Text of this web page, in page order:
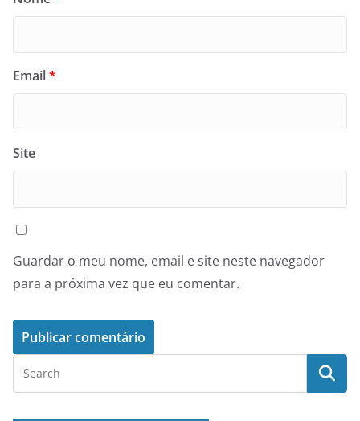
Email*
Site
Guardar o meu nome, email e site neste navegador
para a próxima vez que eu comentar.